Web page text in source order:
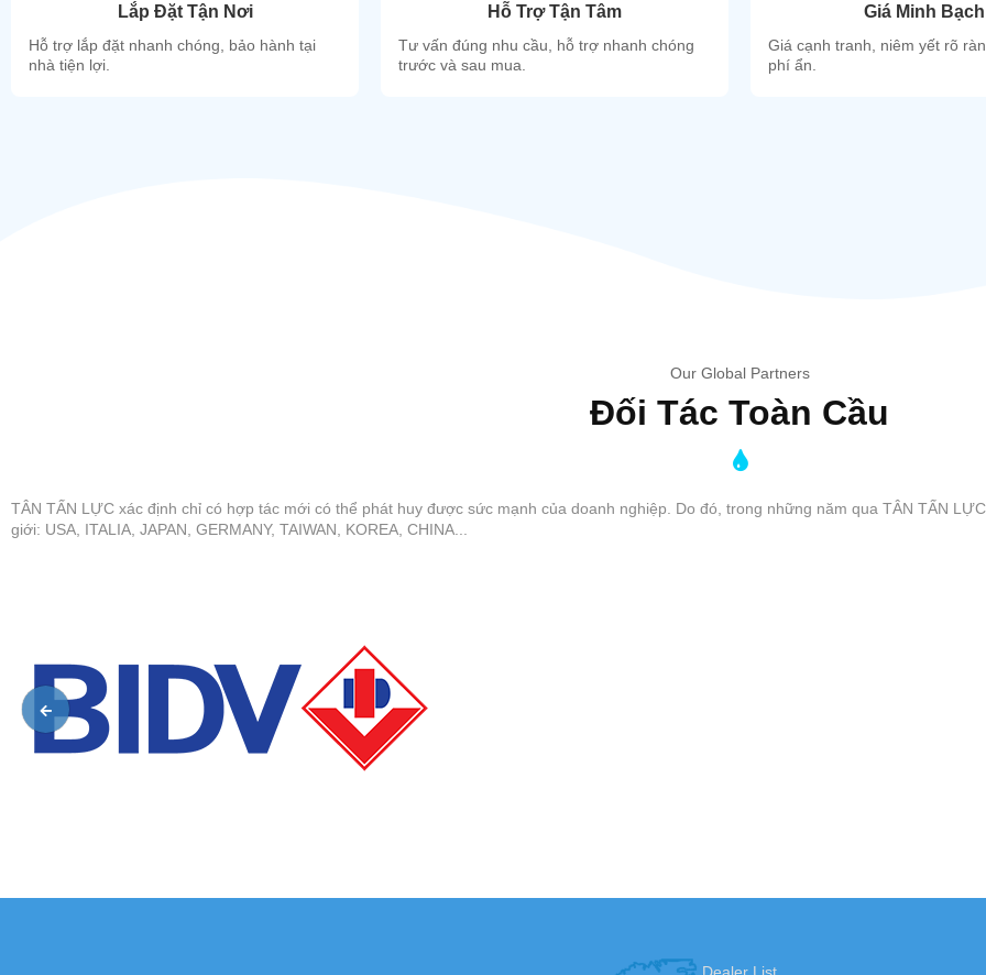
Lắp Đặt Tận Nơi
Hỗ trợ lắp đặt nhanh chóng, bảo hành tại
nhà tiện lợi.
Hỗ Trợ Tận Tâm
Tư vấn đúng nhu cầu, hỗ trợ nhanh chóng
trước và sau mua.
Giá Minh Bạch
Giá cạnh tranh, niêm yết rõ
phí ẩn.
Our Global Partners
Đối Tác Toàn Cầu
TÂN TẤN LỰC xác định chỉ có hợp tác mới có thể phát huy được sức mạnh của doanh nghiệp. Do đó, trong những năm qua TÂN TẤN
giới: USA, ITALIA, JAPAN, GERMANY, TAIWAN, KOREA, CHINA...
Dealer List